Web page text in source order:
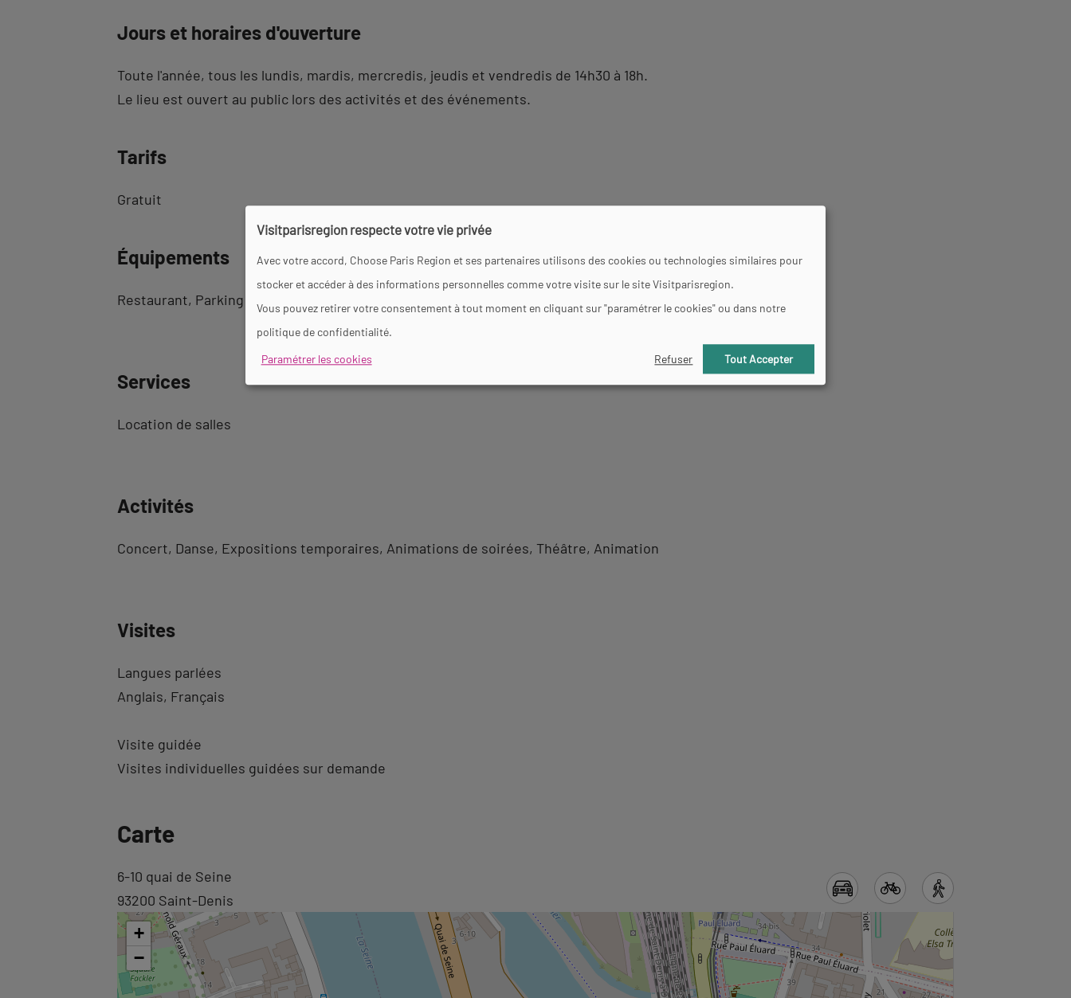
Jours et horaires d'ouverture
Toute l'année, tous les lundis, mardis, mercredis, jeudis et vendredis de 14h30 à 18h.
Le lieu est ouvert au public lors des activités et des événements.
Tarifs
Gratuit
Équipements
Restaurant Parking à proximité
Services
Location de salles
Activités
Concert Danse Expositions temporaires Animations de soirées Théâtre Animation
Visites
Langues parlées
Anglais Français
Visite guidée
Visites individuelles guidées sur demande
à
informations
Carte
Revenir
à
l'onglet
carte
6-10 quai de Seine
93200 Saint-Denis
+
−
Visitparisregion respecte votre vie privée
Avec votre accord, Choose Paris Region et ses partenaires utilisons des cookies ou technologies similaires pour
stocker et accéder à des informations personnelles comme votre visite sur le site Visitparisregion.
Vous pouvez retirer votre consentement à tout moment en cliquant sur "paramétrer le cookies" ou dans notre
politique de confidentialité.
Paramétrer les cookies
Refuser Tout Accepter